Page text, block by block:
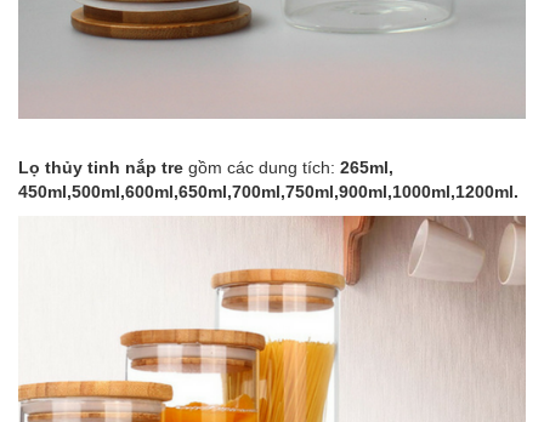
Lọ thủy tinh nắp tre gồm các dung tích: 265ml,
450ml,500ml,600ml,650ml,700ml,750ml,900ml,1000ml,1200ml.